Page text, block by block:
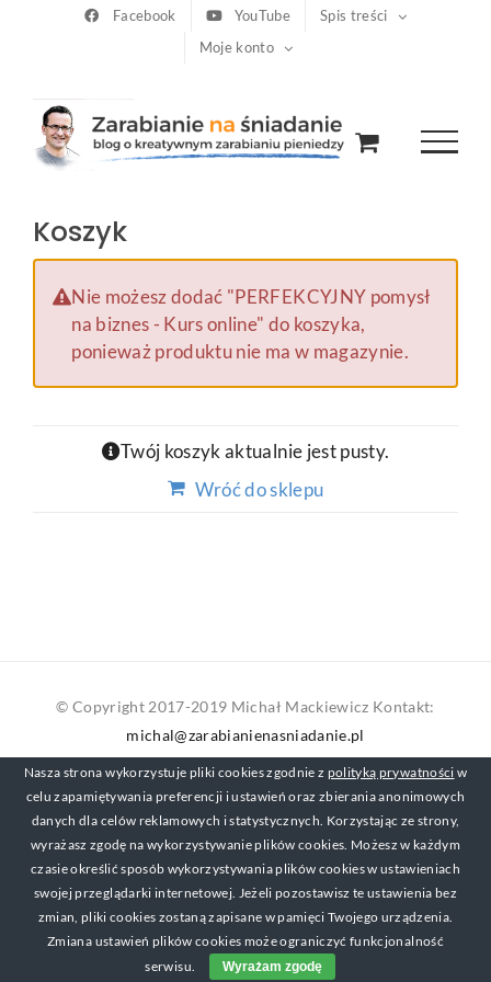
Facebook YouTube
Spis treści
Moje konto
Koszyk
Nie możesz dodać "PERFEKCYJNY pomysł
na biznes - Kurs online" do koszyka,
ponieważ produktu nie ma w magazynie.
Twój koszyk aktualnie jest pusty.
Wróć do sklepu
© Copyright 2017-2019 Michał Mackiewicz Kontakt:
michal@zarabianienasniadanie.pl
Nasza strona wykorzystuje pliki cookies zgodnie z polityką prywatności w
celu zapamiętywania preferencji i ustawień oraz zbierania anonimowych
danych dla celów reklamowych i statystycznych. Korzystając ze strony,
wyrażasz zgodę na wykorzystywanie plików cookies. Możesz w każdym
czasie określić sposób wykorzystywania plików cookies w ustawieniach
swojej przeglądarki internetowej. Jeżeli pozostawisz te ustawienia bez
zmian, pliki cookies zostaną zapisane w pamięci Twojego urządzenia.
Zmiana ustawień plików cookies może ograniczyć funkcjonalność
serwisu.
Wyrażam zgodę